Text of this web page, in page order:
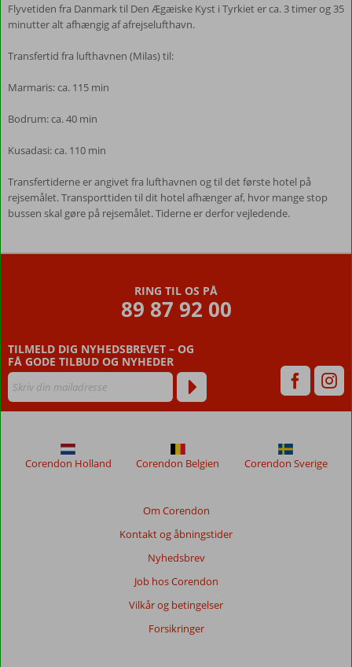
Flyvetiden fra Danmark til Den Ægæiske Kyst i Tyrkiet er ca. 3 timer og 35
minutter alt afhængig af afrejselufthavn.
Transfertid fra lufthavnen (Milas) til:
Marmaris: ca. 115 min
Bodrum: ca. 40 min
Kusadasi: ca. 110 min
Transfertiderne er angivet fra lufthavnen og til det første hotel på
rejsemålet. Transporttiden til dit hotel afhænger af, hvor mange stop
bussen skal gøre på rejsemålet. Tiderne er derfor vejledende.
deres
ophold
på
Serhan
Anmeldelser,
RING TIL OS PÅ
89 87 92 00
TILMELD DIG NYHEDSBREVET – OG
FÅ GODE TILBUD OG NYHEDER
Om Corendon
Kontakt og åbningstider
Nyhedsbrev
Job hos Corendon
Vilkår og betingelser
Forsikringer
Corendon Holland Corendon Belgien Corendon Sverige